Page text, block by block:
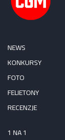
NEWS
KONKURSY
FOTO
FELIETONY
RECENZJE
1 NA 1